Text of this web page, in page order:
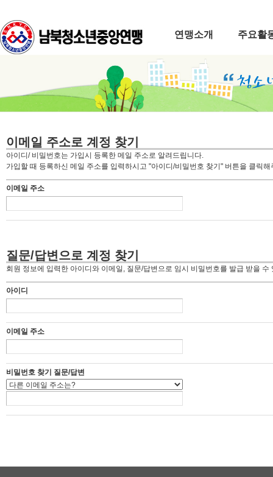
연맹소개 주요활
이메일 주소로 계정 찾기
아이디/ 비밀번호는 가입시 등록한 메일 주소로 알려드립니다.
가입할 때 등록하신 메일 주소를 입력하시고 "아이디/비밀번호 찾기" 버튼을 클릭해
이메일 주소
질문/답변으로 계정 찾기
회원 정보에 입력한 아이디와 이메일, 질문/답변으로 임시 비밀번호를 발급 받을 수
아이디
이메일 주소
비밀번호 찾기 질문/답변